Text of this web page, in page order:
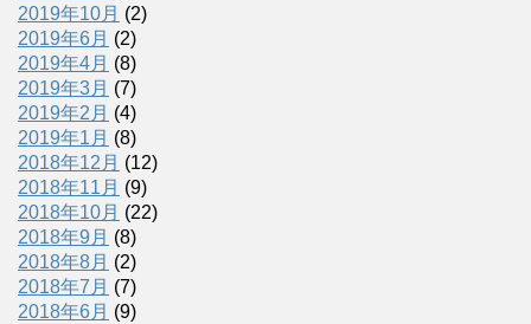
2019年10月 (2)
2019年6月 (2)
2019年4月 (8)
2019年3月 (7)
2019年2月 (4)
2019年1月 (8)
2018年12月 (12)
2018年11月 (9)
2018年10月 (22)
2018年9月 (8)
2018年8月 (2)
2018年7月 (7)
2018年6月 (9)